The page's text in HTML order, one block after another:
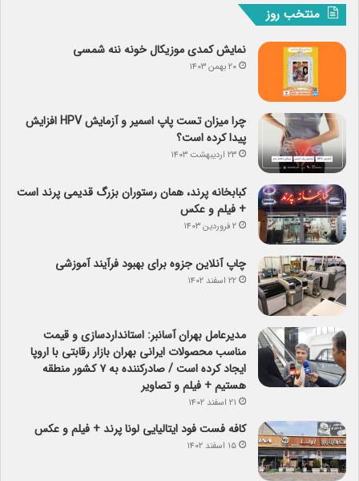
منتخب روز
نمایش کمدی موزیکال خونه ننه شمسی
۲۰ بهمن ۱۴۰۳
چرا میزان تست پاپ اسمیر و آزمایش HPV افزایش
پیدا کرده است؟
۲۳ اردیبهشت ۱۴۰۳
کبابخانه پرند، همان رستوران بزرگ قدیمی پرند است
+ فیلم و عکس
۲ فروردین ۱۴۰۳
چاپ آنلاین جزوه برای بهبود فرآیند آموزشی
۲۲ اسفند ۱۴۰۲
مدیرعامل بهران آسانبر: استانداردسازی و قیمت
مناسب محصولات ایرانی بهران بازار رقابتی با اروپا
ایجاد کرده است / صادرکننده به ۷ کشور منطقه
هستیم + فیلم و تصاویر
۲۱ اسفند ۱۴۰۲
کافه فست فود ایتالیایی لونا پرند + فیلم و عکس
۱۵ اسفند ۱۴۰۲